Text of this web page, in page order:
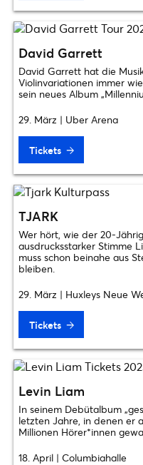
David Garrett
David Garrett hat die
Violinvariationen immer
sein neues Album
29. März | Uber Arena
Tickets
TJARK
Wer hört, wie der 20-
ausdrucksstarker Stimme
muss schon beinahe aus
bleiben.
29. März | Huxleys Neue
Tickets
Levin Liam
In seinem Debütalbum
letzten Jahre, in denen er
Millionen Hörer*innen
18. April | Columbiahalle